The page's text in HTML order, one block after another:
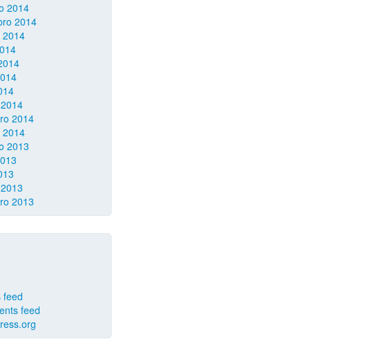
2014
2014
2014
2014
2014
2013
2013
feed
feed